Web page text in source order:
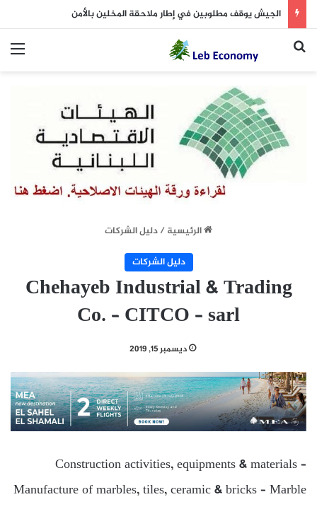
الجيش يوقف مطلوبين في إطار ملاحقة المخلين بالأمن
بحث عن
الرئيسية/دليل الشركات
دليل الشركات
Chehayeb Industrial & Trading
Co. – CITCO – sarl
ديسمبر 15, 2019
Construction activities, equipments & materials –
Manufacture of marbles, tiles, ceramic & bricks – Marble